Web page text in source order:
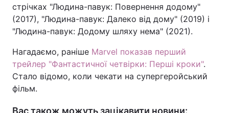
стрічках "Людина-павук: Повернення додому"
(2017), "Людина-павук: Далеко від дому" (2019) і
"Людина-павук: Додому шляху нема" (2021).
Нагадаємо, раніше Marvel показав перший
трейлер "Фантастичної четвірки: Перші кроки".
Стало відомо, коли чекати на супергеройський
фільм.
Вас також можуть зацікавити новини: